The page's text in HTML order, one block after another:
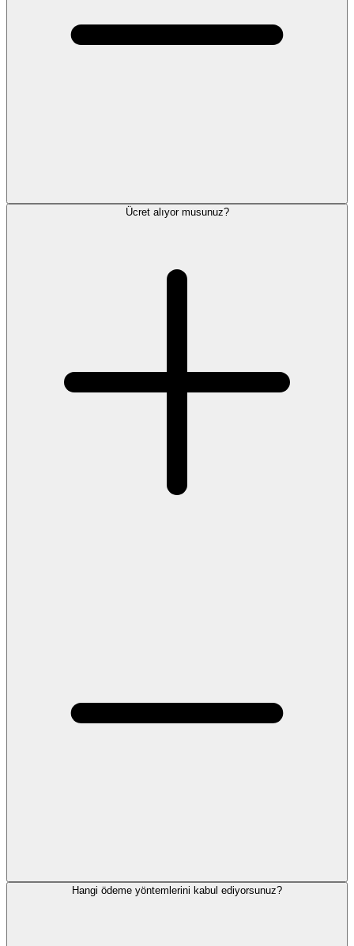
Ücret alıyor musunuz?
Hangi ödeme yöntemlerini kabul ediyorsunuz?